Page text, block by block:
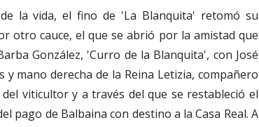
la vida, el fino de 'La Blanquita' retomó su
otro cauce, el que se abrió por la amistad que
González, 'Curro de la Blanquita', con José
mano derecha de la Reina Letizia, compañero
viticultor y a través del que se restableció el
pago de Balbaina con destino a la Casa Real. A